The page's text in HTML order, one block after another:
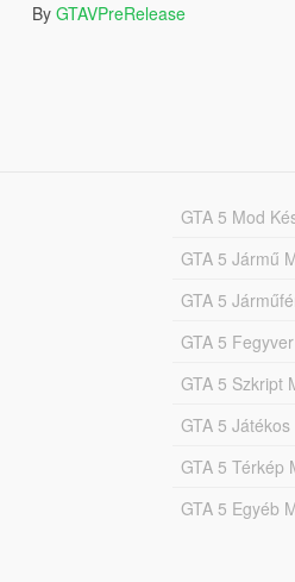
By GTAVPreRelease
GTA 5 Mod
GTA 5 Jármű
GTA 5
GTA 5
GTA 5 Szkript
GTA 5
GTA 5 Térkép
GTA 5 Egyéb